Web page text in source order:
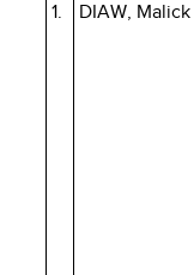
1. DIAW, Malick